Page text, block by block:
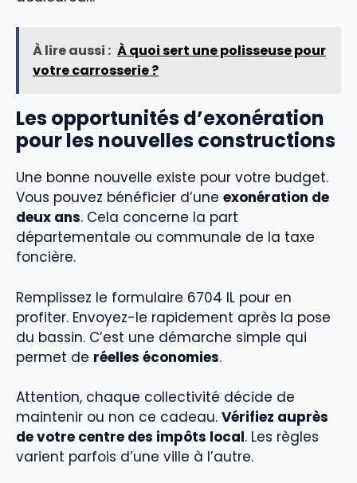
À lire aussi : À quoi sert une polisseuse pour
votre carrosserie ?
Les opportunités d’exonération
pour les nouvelles constructions
Une bonne nouvelle existe pour votre budget.
Vous pouvez bénéficier d’une exonération de
deux ans. Cela concerne la part
départementale ou communale de la taxe
foncière.
Remplissez le formulaire 6704 IL pour en
profiter. Envoyez-le rapidement après la pose
du bassin. C’est une démarche simple qui
permet de réelles économies.
Attention, chaque collectivité décide de
maintenir ou non ce cadeau. Vérifiez auprès
de votre centre des impôts local. Les règles
varient parfois d’une ville à l’autre.